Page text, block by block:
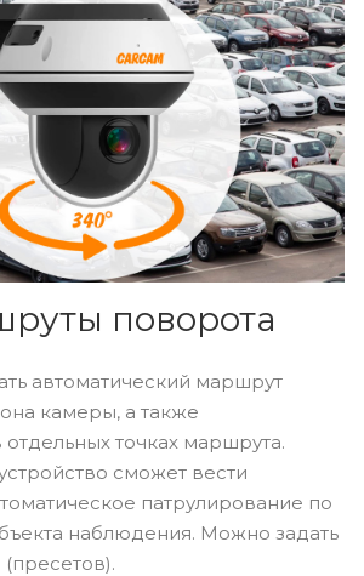
поворота
автоматический маршрут
камеры, а также
точках маршрута.
сможет вести
патрулирование по
наблюдения. Можно задать